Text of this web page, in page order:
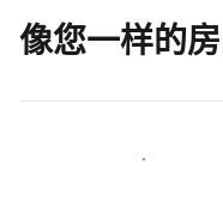
像您一样的
加入和您类似的房东